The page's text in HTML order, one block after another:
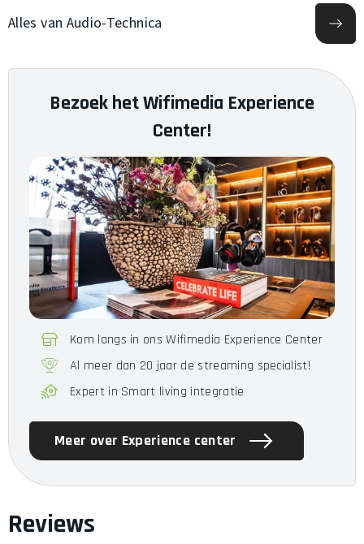
Drivers
Kabel 3.0m
Aansluiting
6.3/3.5mm vergulde stereo
Klankkast Gesloten
Bediening n.v.t.
Alles van Audio-Technica
Bezoek het Wifimedia Experience
Center!
Kom langs in ons Wifimedia Experience Center
Al meer dan 20 jaar de streaming specialist!
Expert in Smart living integratie
Meer over Experience center
Reviews